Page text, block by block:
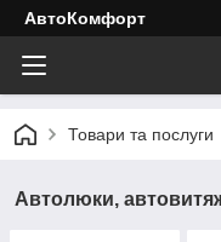
АвтоКомфорт
Товари та послуги
Автолюки,